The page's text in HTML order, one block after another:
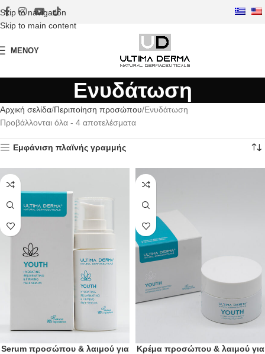
Skip to navigation
Skip to main content
ΜΕΝΟΎ
Ενυδάτωση
Αρχική σελίδα Περιποίηση προσώπου Ενυδάτωση
Προβάλλονται όλα - 4 αποτελέσματα
Εμφάνιση πλαϊνής γραμμής
Serum προσώπου & λαιμού για
Κρέμα προσώπου & λαιμού για